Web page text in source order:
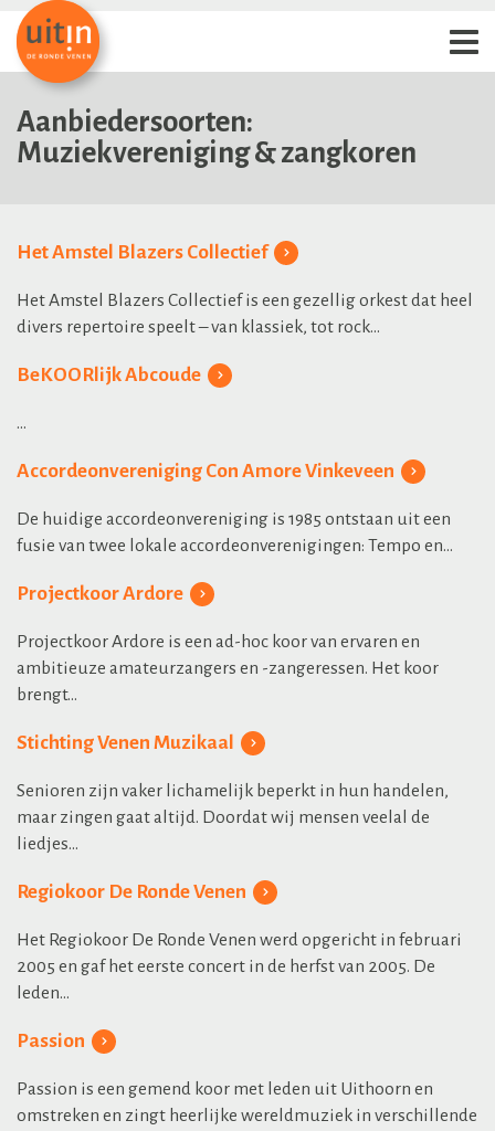
Aanbiedersoorten:
Muziekvereniging & zangkoren
Het Amstel Blazers Collectief
Het Amstel Blazers Collectief is een gezellig orkest dat heel
divers repertoire speelt – van klassiek, tot rock...
BeKOORlijk Abcoude
...
Accordeonvereniging Con Amore Vinkeveen
De huidige accordeonvereniging is 1985 ontstaan uit een
fusie van twee lokale accordeonverenigingen: Tempo en...
Projectkoor Ardore
Projectkoor Ardore is een ad-hoc koor van ervaren en
ambitieuze amateurzangers en -zangeressen. Het koor
brengt...
Stichting Venen Muzikaal
Senioren zijn vaker lichamelijk beperkt in hun handelen,
maar zingen gaat altijd. Doordat wij mensen veelal de
liedjes...
Regiokoor De Ronde Venen
Het Regiokoor De Ronde Venen werd opgericht in februari
2005 en gaf het eerste concert in de herfst van 2005. De
leden...
Passion
Passion is een gemend koor met leden uit Uithoorn en
omstreken en zingt heerlijke wereldmuziek in verschillende